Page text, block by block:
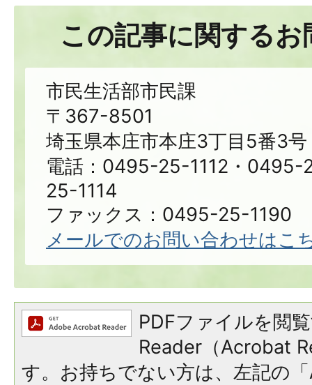
この記事に関する
市民生活部市民課
〒367-8501
埼玉県本庄市本庄3丁目5番3号
電話：0495-25-1112・0495-
25-1114
ファックス：0495-25-1190
メールでのお問い合わせはこ
PDFファイルを閲
Reader（Acrobat
す。お持ちでない方は、左記の